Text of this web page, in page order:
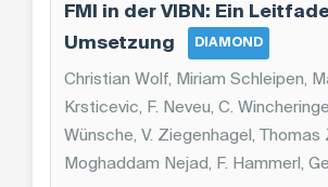
FMI in der VIBN: Ein
Umsetzung
DIAMOND
Christian Wolf, Miriam Schleipen,
Krsticevic, F. Neveu, C.
Wünsche, V. Ziegenhagel, Thomas
Moghaddam Nejad, F. Hammerl,